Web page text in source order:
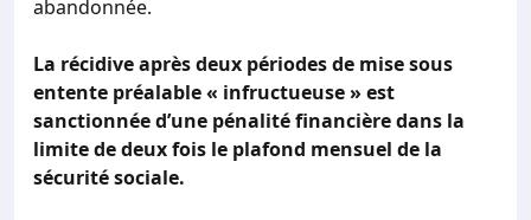
abandonnée.
La récidive après deux périodes de mise sous
entente préalable « infructueuse » est
sanctionnée d’une pénalité financière dans la
limite de deux fois le plafond mensuel de la
sécurité sociale.